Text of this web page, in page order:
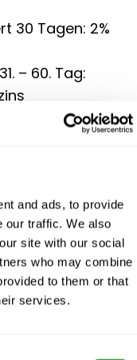
and ads, to provide
our traffic. We also
site with our social
who may combine
to them or that
services.
30 Tagen: 2%
– 60. Tag:
gilt